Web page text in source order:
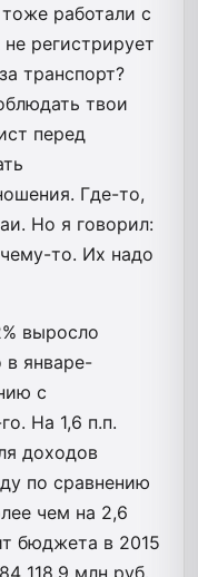
работали с
регистрирует
транспорт?
твои
перед
Где-то,
Но я говорил:
то. Их надо
выросло
январе-
с
На 1,6 п.п.
доходов
по сравнению
чем на 2,6
бюджета в 2015
118,9 млн руб.